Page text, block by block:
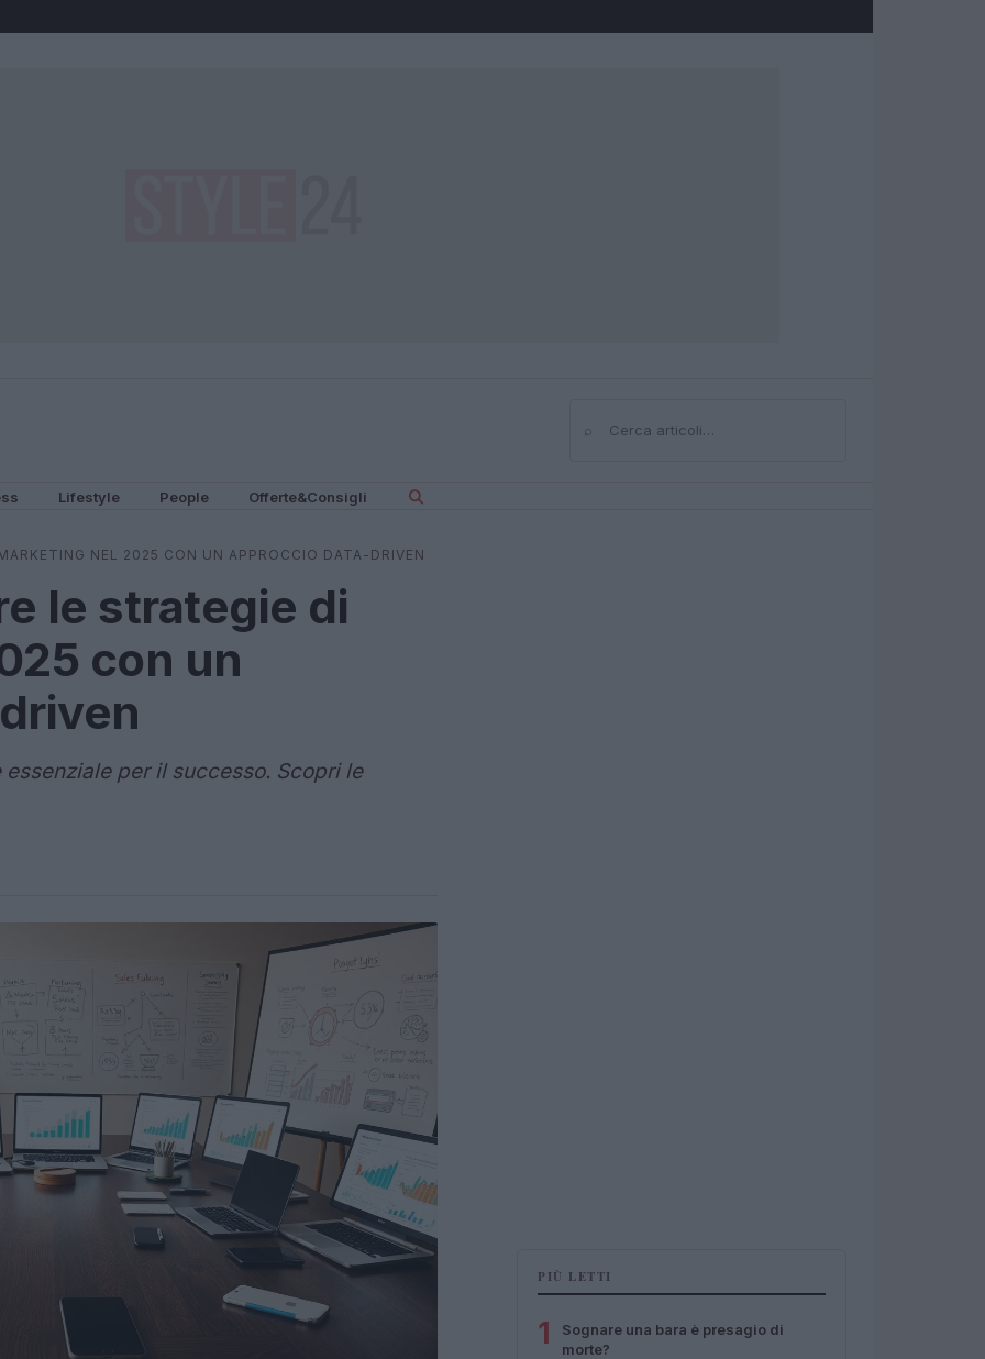
⌕Cerca
Lifestyle People Offerte&Consigli
NEL 2025 CON UN APPROCCIO DATA-DRIVEN
le strategie di
con un
per il successo. Scopri le
PIÙ LETTI
1
Sognare una bara è presagio di
morte?